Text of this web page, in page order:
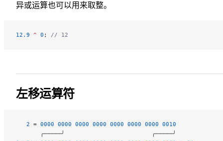
异或运算也可以用来取整。
12.9 ^ 0 ; // 12
左移运算符
   2
= 0000 0000 0000 0000 0000 0000 0000 0010
       ╭─────╯                         ╭─────╯